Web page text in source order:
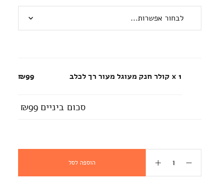
x 1 קולר חנק מעוגל מעור רך לכלב ₪99
סכום ביניים ₪99
הוספה לסל